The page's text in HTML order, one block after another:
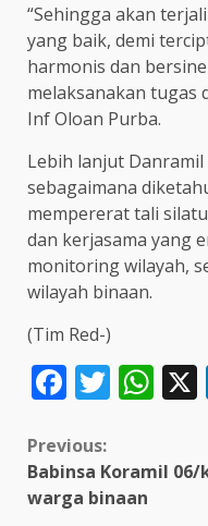
“Sehingga akan
yang baik, demi
harmonis dan
melaksanakan tugas
Inf Oloan Purba.
Lebih lanjut
sebagaimana
mempererat tali
dan kerjasama yang
monitoring wilayah,
wilayah binaan.
(Tim Red-)
Continue
Reading
Previous:
Babinsa Koramil
warga binaan